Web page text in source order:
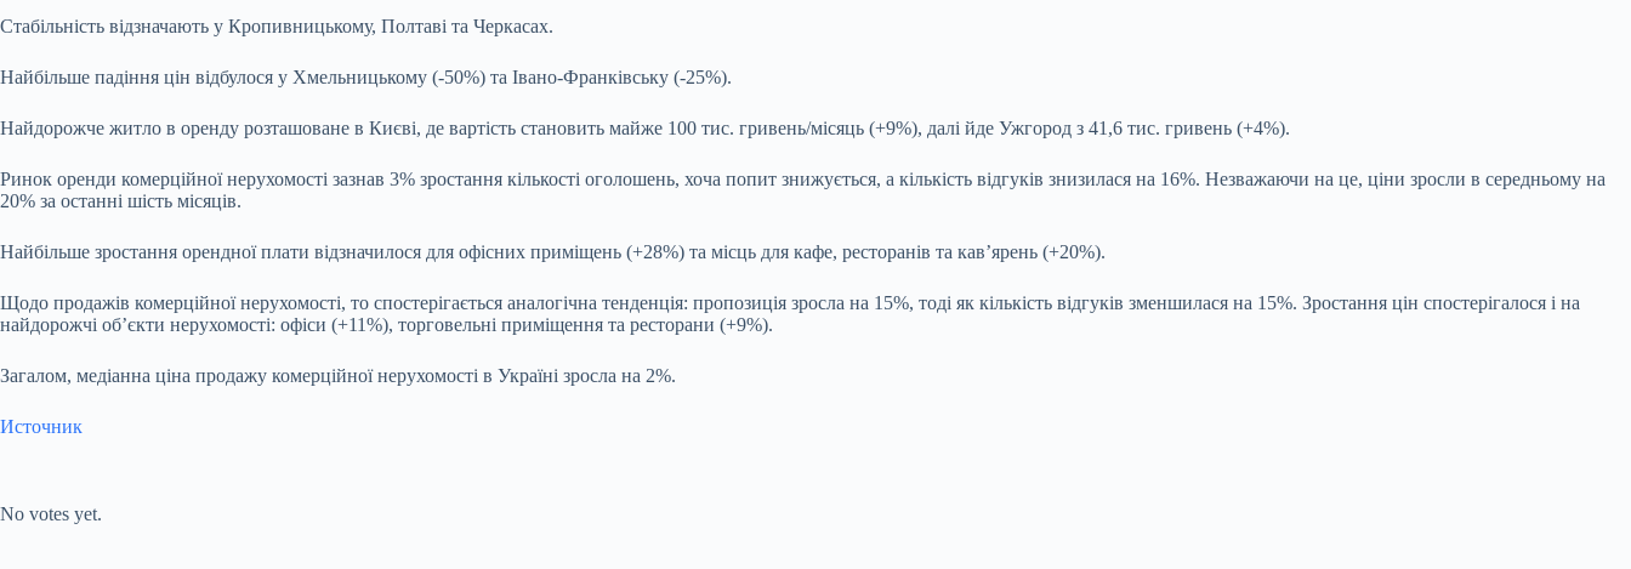
Стабільність відзначають у Кропивницькому, Полтаві та Черкасах.
Найбільше падіння цін відбулося у Хмельницькому (-50%) та Івано-Франківську (-25%).
Найдорожче житло в оренду розташоване в Києві, де вартість становить майже 100 тис. гривень/місяць (+9%), далі йде Ужгород з 41,6 тис. гривень (+4%).
Ринок оренди комерційної нерухомості зазнав 3% зростання кількості оголошень, хоча попит знижується, а кількість відгуків знизилася на 16%. Незважаючи на це, ціни зросли в середньому на
20% за останні шість місяців.
Найбільше зростання орендної плати відзначилося для офісних приміщень (+28%) та місць для кафе, ресторанів та кав’ярень (+20%).
Щодо продажів комерційної нерухомості, то спостерігається аналогічна тенденція: пропозиція зросла на 15%, тоді як кількість відгуків зменшилася на 15%. Зростання цін спостерігалося і на
найдорожчі об’єкти нерухомості: офіси (+11%), торговельні приміщення та ресторани (+9%).
Загалом, медіанна ціна продажу комерційної нерухомості в Україні зросла на 2%.
Источник
No votes yet.